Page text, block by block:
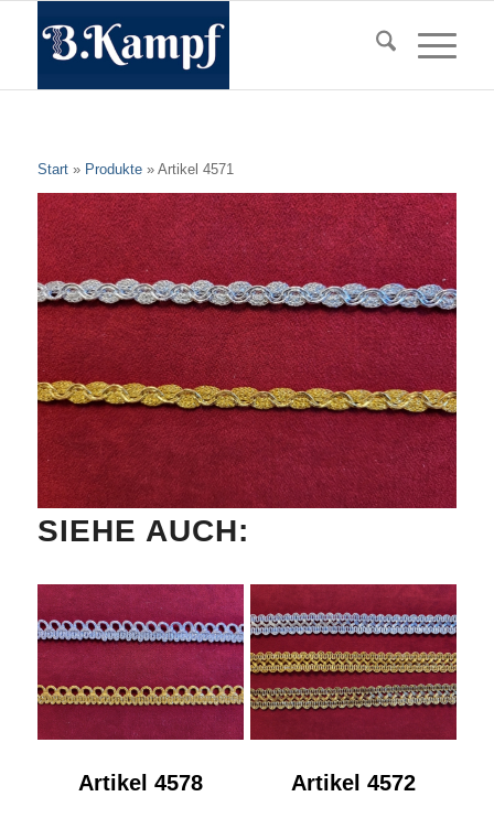
Start» Produkte» Artikel 4571
SIEHE AUCH:
Artikel 4578 Artikel 4572